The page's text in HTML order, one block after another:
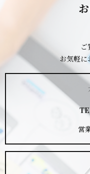
お気軽に
営